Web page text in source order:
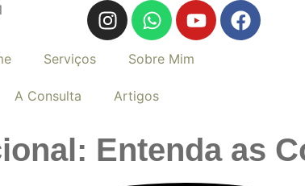
Serviços Sobre Mim
A Consulta Artigos
Entenda as